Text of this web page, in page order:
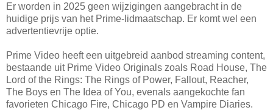
Er worden in 2025 geen wijzigingen aangebracht in de
huidige prijs van het Prime-lidmaatschap. Er komt wel een
advertentievrije optie.
Prime Video heeft een uitgebreid aanbod streaming content,
bestaande uit Prime Video Originals zoals Road House, The
Lord of the Rings: The Rings of Power, Fallout, Reacher,
The Boys en The Idea of You, evenals aangekochte fan
favorieten Chicago Fire, Chicago PD en Vampire Diaries.